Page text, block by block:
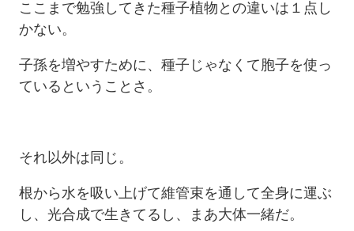
ここまで勉強してきた種子植物との違いは１点し
かない。
子孫を増やすために、種子じゃなくて胞子を使っ
ているということさ。
それ以外は同じ。
根から水を吸い上げて維管束を通して全身に運ぶ
し、光合成で生きてるし、まあ大体一緒だ。